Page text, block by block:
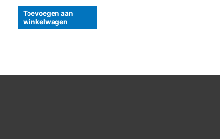
uit
Toevoegen aan
winkelwagen